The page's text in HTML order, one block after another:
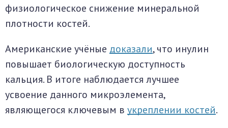
физиологическое снижение минеральной
плотности костей.
Американские учёные доказали, что инулин
повышает биологическую доступность
кальция. В итоге наблюдается лучшее
усвоение данного микроэлемента,
являющегося ключевым в укреплении костей.